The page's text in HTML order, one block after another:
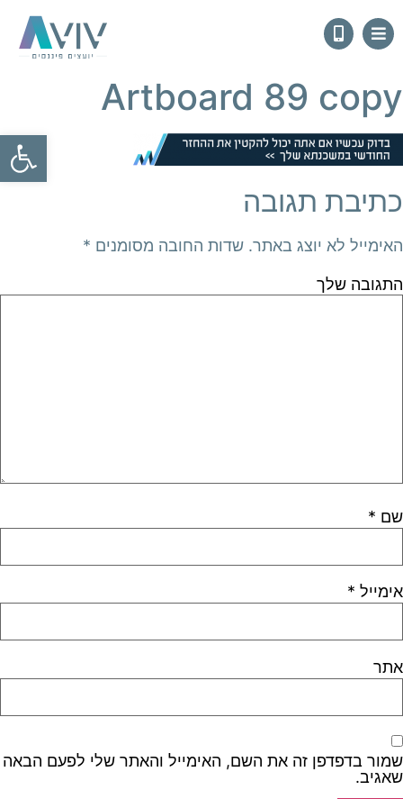
Artboard 89 copy
כתיבת תגובה
האימייל לא יוצג באתר. שדות החובה מסומנים *
התגובה שלך
שם *
אימייל *
אתר
שמור בדפדפן זה את השם, האימייל והאתר שלי לפעם הבאה
שאגיב.